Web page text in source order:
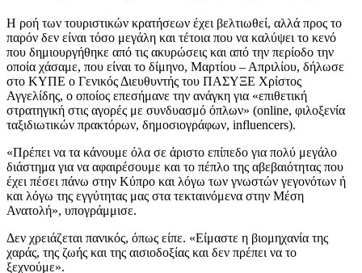
Η ροή των τουριστικών κρατήσεων έχει βελτιωθεί, αλλά προς το
παρόν δεν είναι τόσο μεγάλη και τέτοια που να καλύψει το κενό
που δημιουργήθηκε από τις ακυρώσεις και από την περίοδο την
οποία χάσαμε, που είναι το δίμηνο, Μαρτίου – Απριλίου, δήλωσε
στο ΚΥΠΕ ο Γενικός Διευθυντής του ΠΑΣΥΞΕ Χρίστος
Αγγελίδης, ο οποίος επεσήμανε την ανάγκη για «επιθετική
στρατηγική στις αγορές με συνδυασμό όπλων» (online, φιλοξενία
ταξιδιωτικών πρακτόρων, δημοσιογράφων, influencers).
«Πρέπει να τα κάνουμε όλα σε άριστο επίπεδο για πολύ μεγάλο
διάστημα για να αφαιρέσουμε και το πέπλο της αβεβαιότητας που
έχει πέσει πάνω στην Κύπρο και λόγω των γνωστών γεγονότων ή
και λόγω της εγγύτητας μας στα τεκταινόμενα στην Μέση
Ανατολή», υπογράμμισε.
Δεν χρειάζεται πανικός, όπως είπε. «Είμαστε η βιομηχανία της
χαράς, της ζωής και της αισιοδοξίας και δεν πρέπει να το
ξεχνούμε».